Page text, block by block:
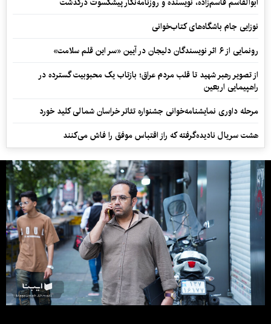
نوزایی جام باشگاه‌های کتاب‌خوانی
رونمایی از ۶ اثر نویسندگان دلیجان در آیین «سر این قلم سلامت»
از تصویر رهبر شهید تا قلب مردم عراق؛ بازتاب یک محبوبیت گسترده در
راهپیمایی اربعین
مرحله داوری نمایشنامه‌خوانی جشنواره تئاتر خراسان شمالی کلید خورد
هشت سریال نادیده‌گرفته که راز اقتباس موفق را فاش می‌کنند